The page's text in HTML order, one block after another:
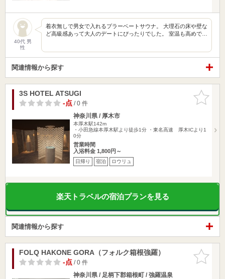
40代 男
性
着衣無しで男女で入れるプラーベートサウナ。 大理石の床や壁な
ど高級感あって大人のデートにぴったりでした。 室温も高めで…
関連情報から探す
お気に入
りに追加
3S HOTEL ATSUGI
-点/ 0 件
神奈川県 / 厚木市
本厚木駅142m
・小田急線本厚木駅より徒歩1分 ・東名高速 厚木ICより1
0分
営業時間
入浴料金 1,800円～
日帰り 宿泊 ロウリュ
楽天トラベルの宿泊プランを見る
関連情報から探す
お気に入
りに追加
FOLQ HAKONE GORA（フォルク箱根強羅）
-点/ 0 件
神奈川県 / 足柄下郡箱根町 / 強羅温泉